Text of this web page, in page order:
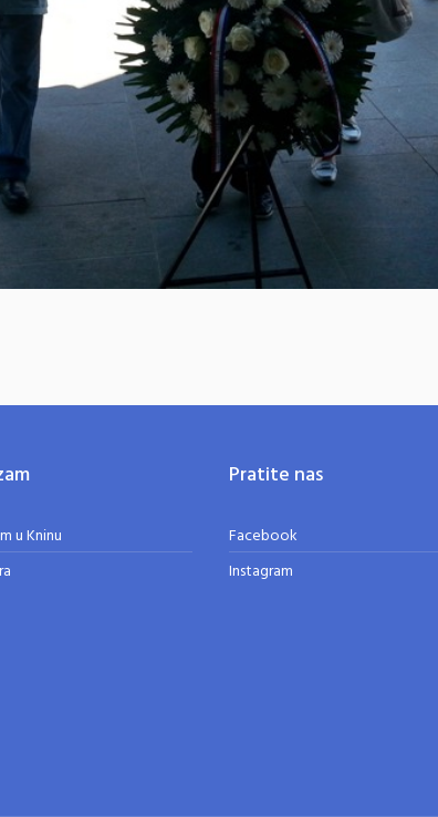
u Kninu
Pratite nas
Facebook
Instagram